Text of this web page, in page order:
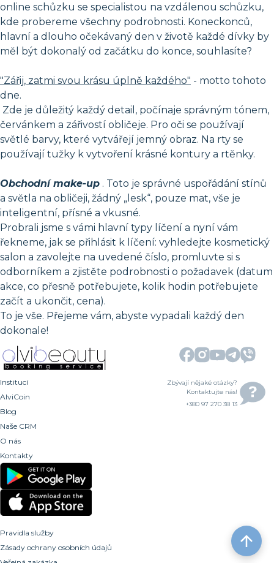
online schůzku se specialistou na vzdálenou schůzku,
kde probereme všechny podrobnosti. Koneckonců,
hlavní a dlouho očekávaný den v životě každé dívky by
měl být dokonalý od začátku do konce, souhlasíte?
"Zářij, zatmi svou krásu úplně každého" - motto tohoto
dne.
Zde je důležitý každý detail, počínaje správným tónem,
červánkem a zářivostí obličeje. Pro oči se používají
světlé barvy, které vytvářejí jemný obraz. Na rty se
používají tužky k vytvoření krásné kontury a rtěnky.
Obchodní make-up . Toto je správné uspořádání stínů
a světla na obličeji, žádný „lesk“, pouze mat, vše je
inteligentní, přísné a vkusné.
Probrali jsme s vámi hlavní typy líčení a nyní vám
řekneme, jak se přihlásit k líčení: vyhledejte kosmetický
salon a zavolejte na uvedené číslo, promluvte si s
odborníkem a zjistěte podrobnosti o požadavek (datum
akce, co přesně potřebujete, kolik hodin potřebujete
začít a ukončit, cena).
To je vše. Přejeme vám, abyste vypadali každý den
dokonale!
Institucí
AlviCoin
Blog
Naše CRM
O nás
Kontakty
Zbývají nějaké otázky?
Kontaktujte nás!
+380 97 270 38 13
Pravidla služby
Zásady ochrany osobních údajů